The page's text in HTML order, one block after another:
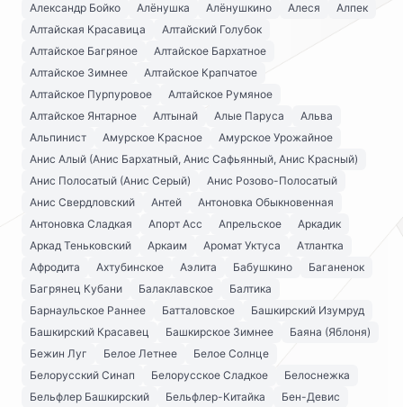
Александр Бойко
Алёнушка Алёнушкино Алеся
Алпек
Алтайская Красавица
Алтайский Голубок
Алтайское Багряное
Алтайское Бархатное
Алтайское Зимнее
Алтайское Крапчатое
Алтайское Пурпуровое
Алтайское Румяное
Алтайское Янтарное
Алтынай Алые Паруса
Альва
Альпинист
Амурское Красное
Амурское Урожайное
Анис Алый (Анис Бархатный, Анис Сафьянный, Анис Красный)
Анис Полосатый (Анис Серый)
Анис Розово-Полосатый
Анис Свердловский
Антей
Антоновка Обыкновенная
Антоновка Сладкая
Апорт Асс Апрельское
Аркадик
Аркад Теньковский
Аркаим Аромат Уктуса
Атлантка
Афродита
Ахтубинское Аэлита Бабушкино
Баганенок
Багрянец Кубани
Балаклавское
Балтика
Барнаульское Раннее
Батталовское
Башкирский Изумруд
Башкирский Красавец
Башкирское Зимнее
Баяна (Яблоня)
Бежин Луг
Белое Летнее
Белое Солнце
Белорусский Синап
Белорусское Сладкое
Белоснежка
Бельфлер Башкирский
Бельфлер-Китайка
Бен-Девис